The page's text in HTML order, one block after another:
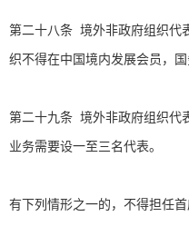
第二十八条 境外非政府组织代
织不得在中国境内发展会员，国
第二十九条 境外非政府组织代
业务需要设一至三名代表。
有下列情形之一的，不得担任首